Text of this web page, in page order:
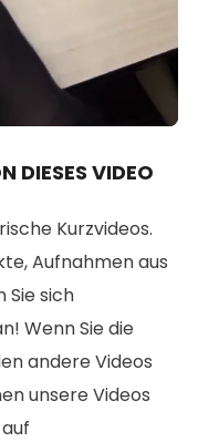
DIESES VIDEO
Kurzvideos.
Aufnahmen aus
Sie sich
Wenn Sie die
andere Videos
unsere Videos